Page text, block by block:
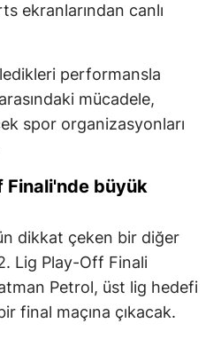
ekranlarından canlı
performansla
mücadele,
spor organizasyonları
Finali'nde büyük
dikkat çeken bir diğer
Lig Play-Off Finali
Petrol, üst lig hedefi
final maçına çıkacak.